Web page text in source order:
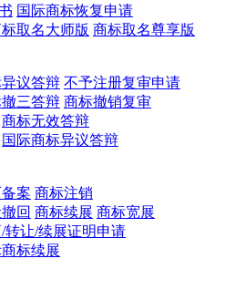
国际商标恢复申请
取名大师版 商标取名尊享版
议答辩 不予注册复审申请
三答辩 商标撤销复审
商标无效答辩
国际商标异议答辩
案 商标注销
回 商标续展 商标宽展
转让/续展证明申请
标续展